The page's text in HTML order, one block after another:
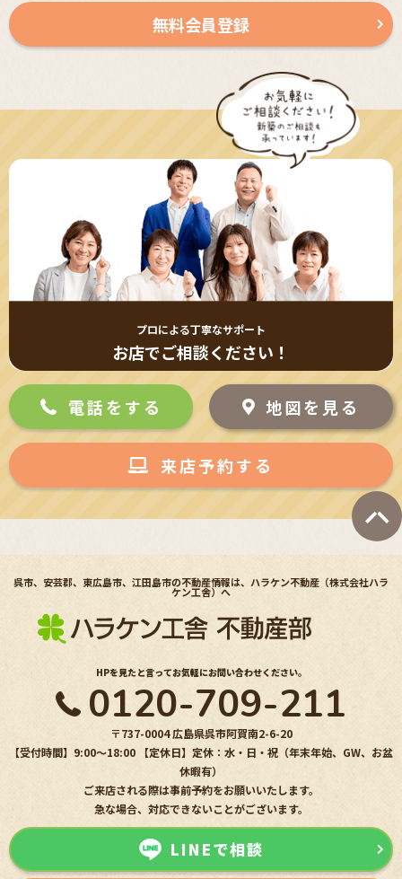
無料会員登録
プロによる丁寧なサポート
お店でご相談ください！
地図を見る
電話をする
来店予約する
呉市、安芸郡、東広島市、江田島市の不動産情報は、ハラケン不動産（株式会社ハラ
ケン工舎）へ
HPを見たと言ってお気軽にお問い合わせください。
0120-709-211
〒737-0004 広島県呉市阿賀南2-6-20
【受付時間】9:00〜18:00 【定休日】定休：水・日・祝（年末年始、GW、お盆
休暇有）
ご来店される際は事前予約をお願いいたします。
急な場合、対応できないことがございます。
LINEで相談